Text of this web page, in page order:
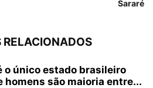
Sararé
RELACIONADOS
o único estado brasileiro
homens são maioria entre...